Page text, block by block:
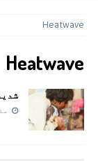
Heatwave
Heatwave
مئی